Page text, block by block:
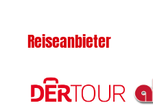
Reiseanbieter